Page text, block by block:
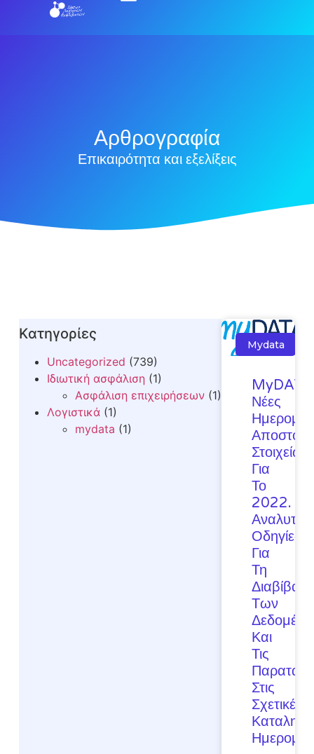
Αρθρογραφία
Επικαιρότητα και εξελίξεις
Kατηγορίες
Uncategorized (739)
Ιδιωτική ασφάλιση(1)
Ασφάλιση επιχειρήσεων(1)
Λογιστικά(1)
mydata (1)
Mydata
Νέες
Στοιχείων
Για
Το
2022.
Οδηγίες
Για
Τη
Των
Και
Τις
Στις
Σχετικές